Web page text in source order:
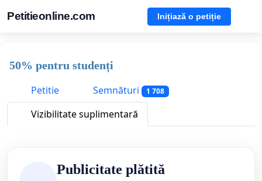
Petitieonline.com Inițiază o petiție
50% pentru studenți
Petitie
Semnături 1 708
Vizibilitate suplimentară
Publicitate plătită